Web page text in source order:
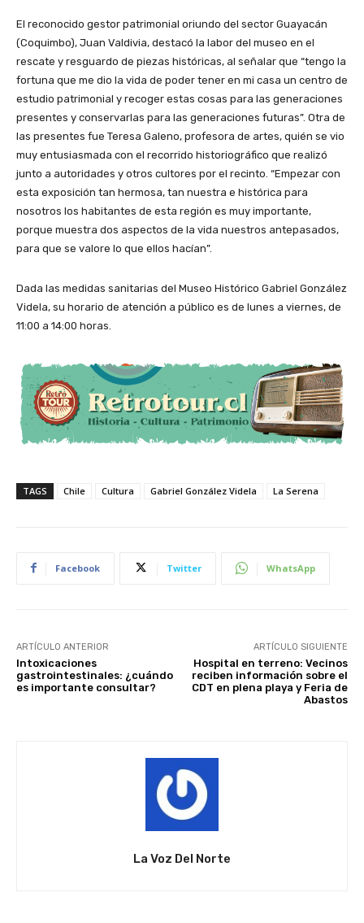
El reconocido gestor patrimonial oriundo del sector Guayacán
(Coquimbo), Juan Valdivia, destacó la labor del museo en el
rescate y resguardo de piezas históricas, al señalar que “tengo la
fortuna que me dio la vida de poder tener en mi casa un centro de
estudio patrimonial y recoger estas cosas para las generaciones
presentes y conservarlas para las generaciones futuras”. Otra de
las presentes fue Teresa Galeno, profesora de artes, quién se vio
muy entusiasmada con el recorrido historiográfico que realizó
junto a autoridades y otros cultores por el recinto. “Empezar con
esta exposición tan hermosa, tan nuestra e histórica para
nosotros los habitantes de esta región es muy importante,
porque muestra dos aspectos de la vida nuestros antepasados,
para que se valore lo que ellos hacían”.
Dada las medidas sanitarias del Museo Histórico Gabriel González
Videla, su horario de atención a público es de lunes a viernes, de
11:00 a 14:00 horas.
TAGS Chile Cultura Gabriel González Videla La Serena
Facebook Twitter WhatsApp
ARTÍCULO ANTERIOR
Intoxicaciones
gastrointestinales: ¿cuándo
es importante consultar?
ARTÍCULO SIGUIENTE
Hospital en terreno: Vecinos
reciben información sobre el
CDT en plena playa y Feria de
Abastos
La Voz Del Norte